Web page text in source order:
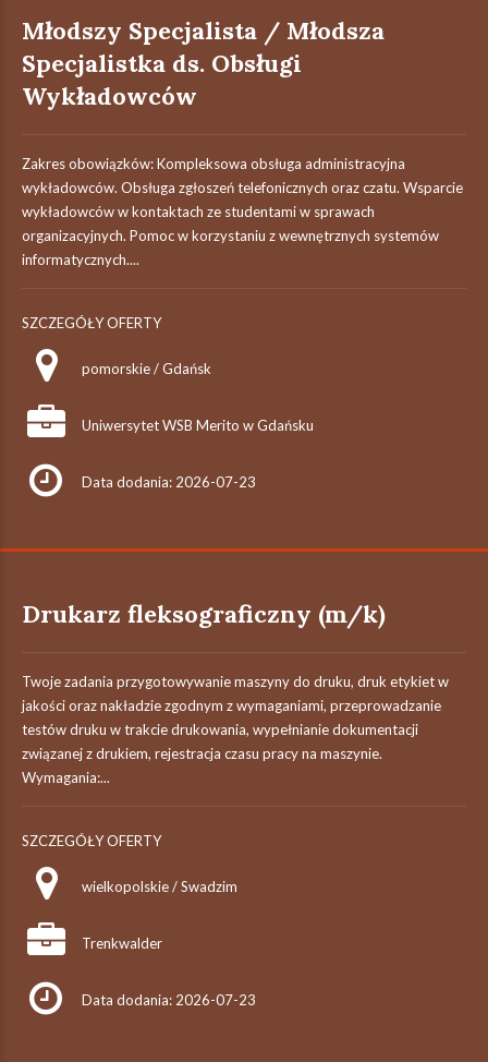
Młodszy Specjalista / Młodsza
Specjalistka ds. Obsługi
Wykładowców
Zakres obowiązków: Kompleksowa obsługa administracyjna
wykładowców. Obsługa zgłoszeń telefonicznych oraz czatu. Wsparcie
wykładowców w kontaktach ze studentami w sprawach
organizacyjnych. Pomoc w korzystaniu z wewnętrznych systemów
informatycznych....
SZCZEGÓŁY OFERTY
pomorskie / Gdańsk
Uniwersytet WSB Merito w Gdańsku
Data dodania: 2026-07-23
Drukarz fleksograficzny (m/k)
Twoje zadania przygotowywanie maszyny do druku, druk etykiet w
jakości oraz nakładzie zgodnym z wymaganiami, przeprowadzanie
testów druku w trakcie drukowania, wypełnianie dokumentacji
związanej z drukiem, rejestracja czasu pracy na maszynie.
Wymagania:...
SZCZEGÓŁY OFERTY
wielkopolskie / Swadzim
Trenkwalder
Data dodania: 2026-07-23